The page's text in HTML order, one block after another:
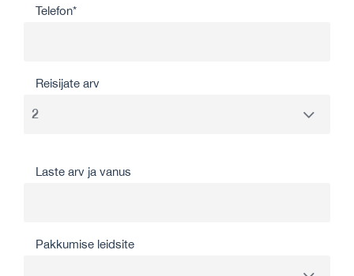
Telefon*
Reisijate arv
Laste arv ja vanus
Pakkumise leidsite